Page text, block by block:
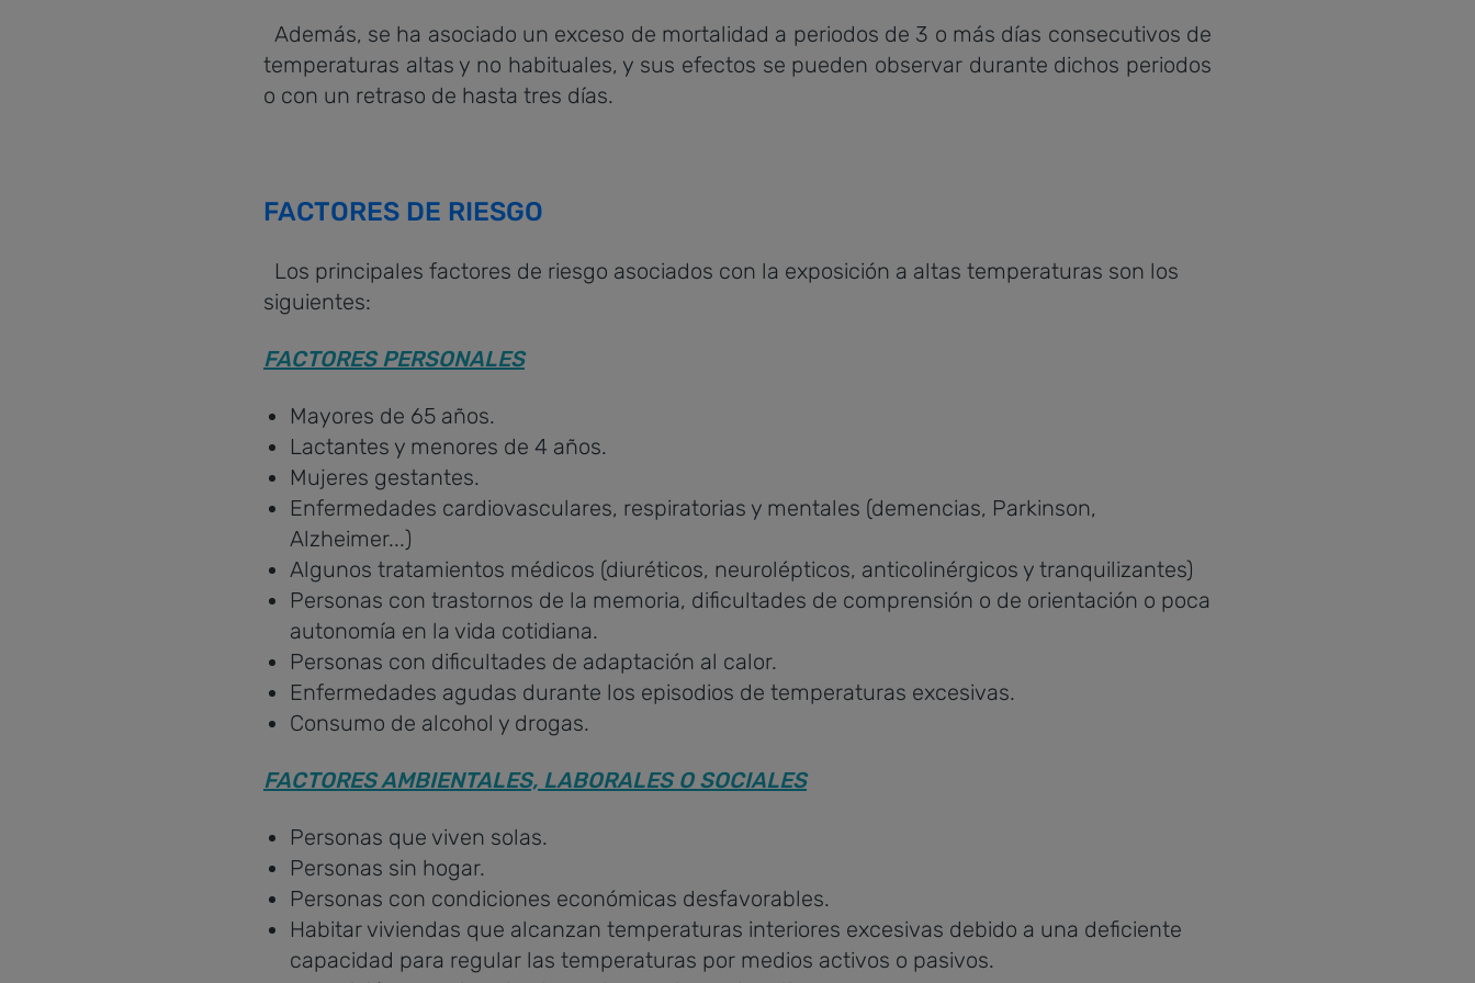
Además, se ha asociado un exceso de mortalidad a periodos de 3 o más días consecutivos de
temperaturas altas y no habituales, y sus efectos se pueden observar durante dichos periodos
o con un retraso de hasta tres días.
FACTORES DE RIESGO
Los principales factores de riesgo asociados con la exposición a altas temperaturas son los
siguientes:
FACTORES PERSONALES
Mayores de 65 años.
Lactantes y menores de 4 años.
Mujeres gestantes.
Enfermedades cardiovasculares, respiratorias y mentales (demencias, Parkinson,
Alzheimer...)
Algunos tratamientos médicos (diuréticos, neurolépticos, anticolinérgicos y tranquilizantes)
Personas con trastornos de la memoria, dificultades de comprensión o de orientación o poca
autonomía en la vida cotidiana.
Personas con dificultades de adaptación al calor.
Enfermedades agudas durante los episodios de temperaturas excesivas.
Consumo de alcohol y drogas.
FACTORES AMBIENTALES, LABORALES O SOCIALES
Personas que viven solas.
Personas sin hogar.
Personas con condiciones económicas desfavorables.
Habitar viviendas que alcanzan temperaturas interiores excesivas debido a una deficiente
capacidad para regular las temperaturas por medios activos o pasivos.